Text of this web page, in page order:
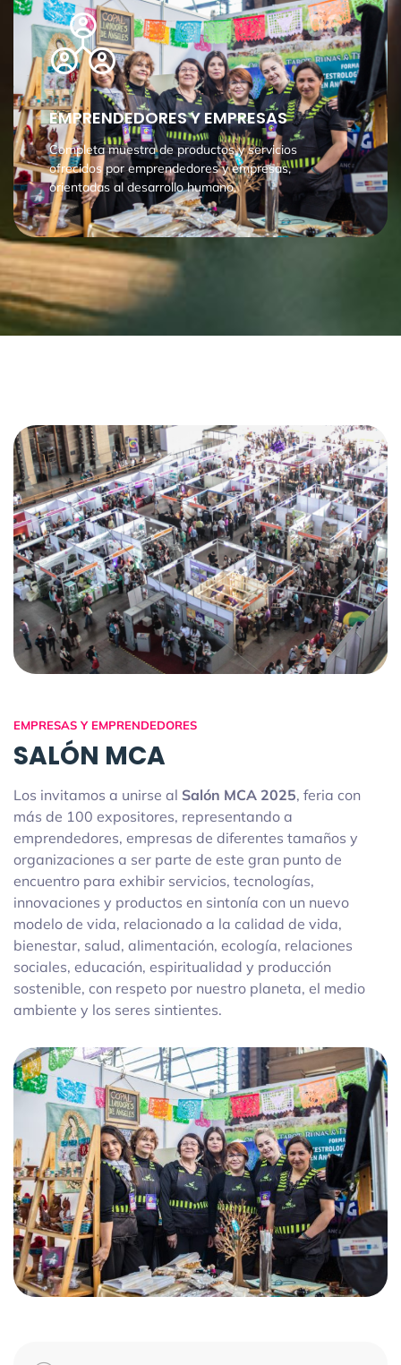
06.
EMPRENDEDORES Y EMPRESAS
Completa muestra de productos y servicios
ofrecidos por emprendedores y empresas,
orientadas al desarrollo humano,
EMPRESAS Y EMPRENDEDORES
SALÓN MCA
Los invitamos a unirse al Salón MCA 2025, feria con
más de 100 expositores, representando a
emprendedores, empresas de diferentes tamaños y
organizaciones a ser parte de este gran punto de
encuentro para exhibir servicios, tecnologías,
innovaciones y productos en sintonía con un nuevo
modelo de vida, relacionado a la calidad de vida,
bienestar, salud, alimentación, ecología, relaciones
sociales, educación, espiritualidad y producción
sostenible, con respeto por nuestro planeta, el medio
ambiente y los seres sintientes.